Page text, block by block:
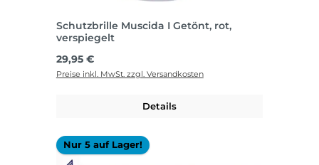
Schutzbrille Muscida I Getönt, rot,
verspiegelt
Regulärer Preis:
29,95 €
Preise inkl. MwSt. zzgl. Versandkosten
Details
Nur 5 auf Lager!